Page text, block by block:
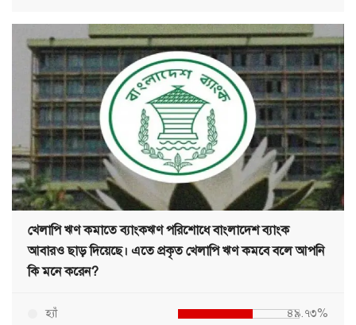
খেলাপি ঋণ কমাতে ব্যাংকঋণ পরিশোধে বাংলাদেশ ব্যাংক
আবারও ছাড় দিয়েছে। এতে প্রকৃত খেলাপি ঋণ কমবে বলে আপনি
কি মনে করেন?
হ্যাঁ ৪৯.৭৩%